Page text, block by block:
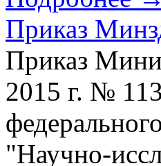
Приказ
Приказ
2015 г. №
"Научно-